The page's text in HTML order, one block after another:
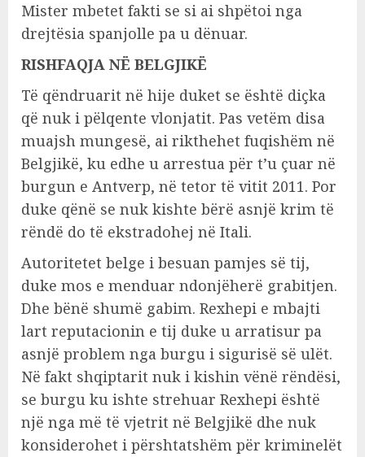
Mister mbetet fakti se si ai shpëtoi nga
drejtësia spanjolle pa u dënuar.
RISHFAQJA NË BELGJIKË
Të qëndruarit në hije duket se është diçka
që nuk i pëlqente vlonjatit. Pas vetëm disa
muajsh mungesë, ai rikthehet fuqishëm në
Belgjikë, ku edhe u arrestua për t’u çuar në
burgun e Antverp, në tetor të vitit 2011. Por
duke qënë se nuk kishte bërë asnjë krim të
rëndë do të ekstradohej në Itali.
Autoritetet belge i besuan pamjes së tij,
duke mos e menduar ndonjëherë grabitjen.
Dhe bënë shumë gabim. Rexhepi e mbajti
lart reputacionin e tij duke u arratisur pa
asnjë problem nga burgu i sigurisë së ulët.
Në fakt shqiptarit nuk i kishin vënë rëndësi,
se burgu ku ishte strehuar Rexhepi është
një nga më të vjetrit në Belgjikë dhe nuk
konsiderohet i përshtatshëm për kriminelët